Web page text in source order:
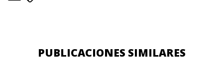
PUBLICACIONES SIMILARES